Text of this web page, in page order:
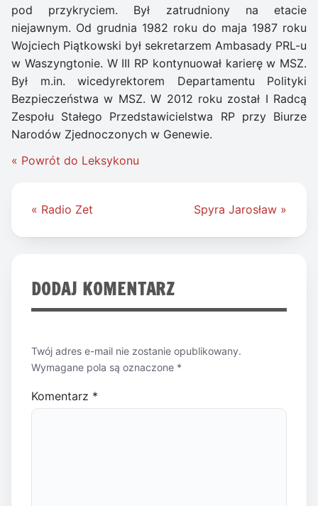
pod przykryciem. Był zatrudniony na etacie
niejawnym. Od grudnia 1982 roku do maja 1987 roku
Wojciech Piątkowski był sekretarzem Ambasady PRL-u
w Waszyngtonie. W III RP kontynuował karierę w MSZ.
Był m.in. wicedyrektorem Departamentu Polityki
Bezpieczeństwa w MSZ. W 2012 roku został I Radcą
Zespołu Stałego Przedstawicielstwa RP przy Biurze
Narodów Zjednoczonych w Genewie.
« Powrót do Leksykonu
Nawigacja
« Radio Zet Spyra Jarosław »
DODAJ KOMENTARZ
Twój adres e-mail nie zostanie opublikowany.
Wymagane pola są oznaczone *
Komentarz *